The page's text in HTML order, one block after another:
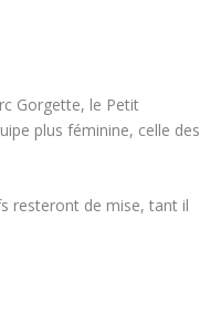
Gorgette, le Petit
plus féminine, celle des
resteront de mise, tant il